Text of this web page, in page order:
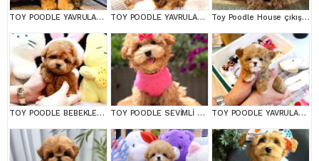
TOY POODLE YAVRULARIM TOY POODLE YAVRULARIM Toy Poodle House çıkışlı, Micro Boy Toy Poodle kızımız yeni ailesini arıyor
TOY POODLE BEBEKLERİM TOY POODLE SEVİMLİ YAVRULAR EV ÜRETİMİ TOY POODLE YAVRULARIM